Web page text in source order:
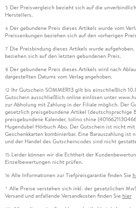
5 Der Preisvergleich bezieht sich auf die
Herstellers.
6 Der gebundene Preis dieses Artikels wurde vom
Preissenkungen beziehen sich auf den vorherigen
7 Die Preisbindung dieses Artikels wurde
beziehen sich auf den letzten gebundenen Preis.
8 Der gebundene Preis dieses Artikels wird nach
dargestellten Datums vom Verlag angehoben.
12 Ihr Gutschein SOMMER13 gilt bis einschließlich
Gutschein ausschließlich online einlösen unter
zur Abholung mit Zahlung in der Filiale möglich. Der
gesetzlich preisgebundene Artikel (deutschsprachige
preisgebundene Kalender, tolino shine
Hugendubel Hörbuch Abo. Der Gutschein ist nicht
Geschenkkarten kombinierbar. Eine Barauszahlung
und der Handel des Gutscheincodes sind nicht
15 Leider können wir die Echtheit der
Einzelbewertungen nicht prüfen.
16 Alle Informationen zur Tiefpreisgarantie finden Sie
* Alle Preise verstehen sich inkl. der gesetzlichen
Versand und anfallende Versandkosten finden Sie hier